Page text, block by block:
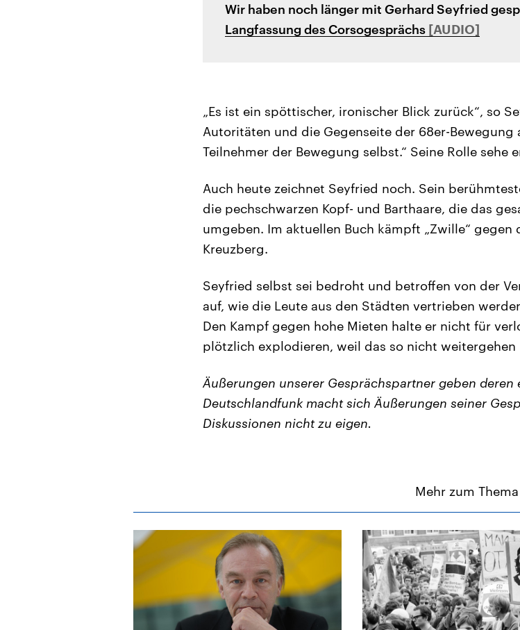
Wir haben noch länger mit Gerhard Seyfried
Langfassung des Corsogesprächs
„Es ist ein spöttischer, ironischer Blick zurück“, so
Autoritäten und die Gegenseite der 68er-
Teilnehmer der Bewegung selbst.“ Seine Rolle sehe
Auch heute zeichnet Seyfried noch. Sein
die pechschwarzen Kopf- und Barthaare, die das
umgeben. Im aktuellen Buch kämpft „Zwille“
Kreuzberg.
Seyfried selbst sei bedroht und betroffen von der
auf, wie die Leute aus den Städten vertrieben
Den Kampf gegen hohe Mieten halte er nicht für
plötzlich explodieren, weil das so nicht weitergehen
Äußerungen unserer Gesprächspartner geben deren
Deutschlandfunk macht sich Äußerungen seiner
Diskussionen nicht zu eigen.
Mehr zum Thema